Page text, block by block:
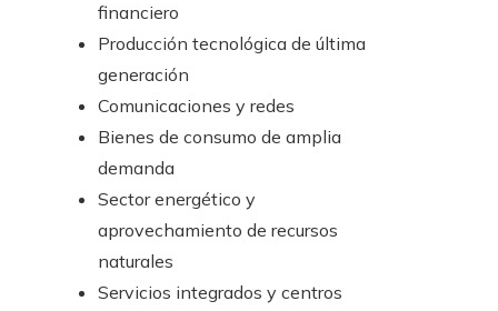
financiero
Producción tecnológica de última
generación
Comunicaciones y redes
Bienes de consumo de amplia
demanda
Sector energético y
aprovechamiento de recursos
naturales
Servicios integrados y centros